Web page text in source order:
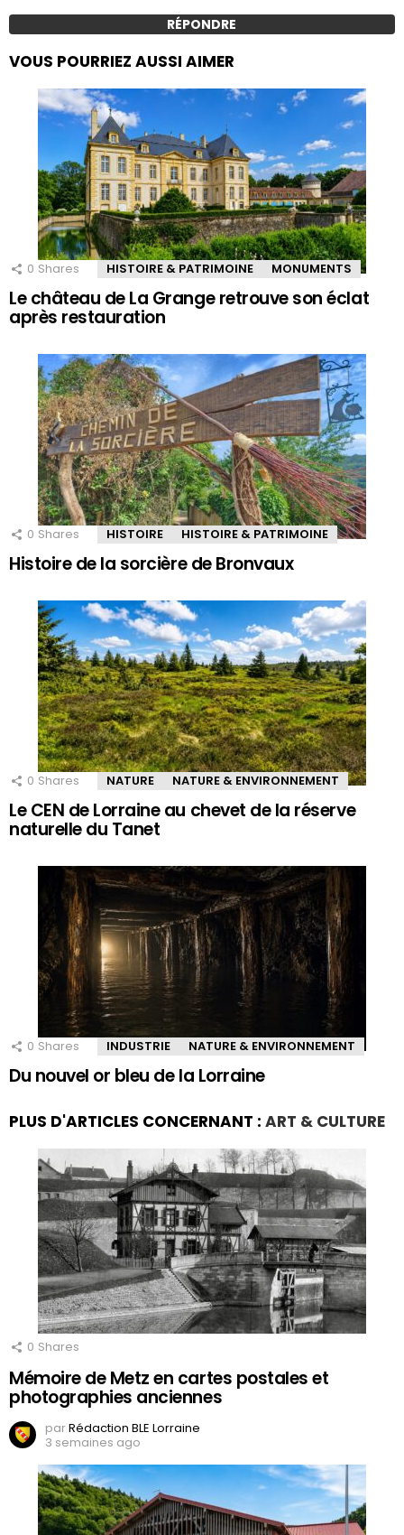
RÉPONDRE
VOUS POURRIEZ AUSSI AIMER
0 Shares HISTOIRE & PATRIMOINE MONUMENTS
Le château de La Grange retrouve son éclat
après restauration
0 Shares HISTOIRE HISTOIRE & PATRIMOINE
Histoire de la sorcière de Bronvaux
0 Shares NATURE NATURE & ENVIRONNEMENT
Le CEN de Lorraine au chevet de la réserve
naturelle du Tanet
0 Shares INDUSTRIE NATURE & ENVIRONNEMENT
Du nouvel or bleu de la Lorraine
PLUS D'ARTICLES CONCERNANT : ART & CULTURE
0 Shares
Mémoire de Metz en cartes postales et
photographies anciennes
parRédaction BLE Lorraine
3 semaines ago